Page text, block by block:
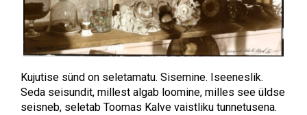
Kujutise sünd on seletamatu. Sisemine. Iseeneslik.
Seda seisundit, millest algab loomine, milles see üldse
seisneb, seletab Toomas Kalve vaistliku tunnetusena.